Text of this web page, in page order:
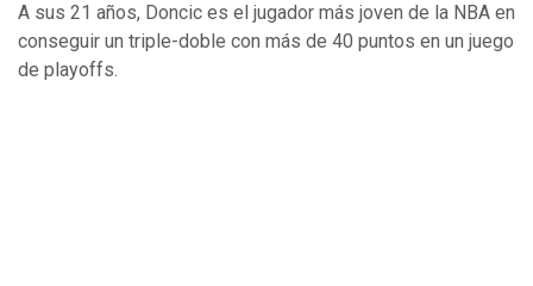
A sus 21 años, Doncic es el jugador más joven de la NBA en
conseguir un triple-doble con más de 40 puntos en un juego
de playoffs.